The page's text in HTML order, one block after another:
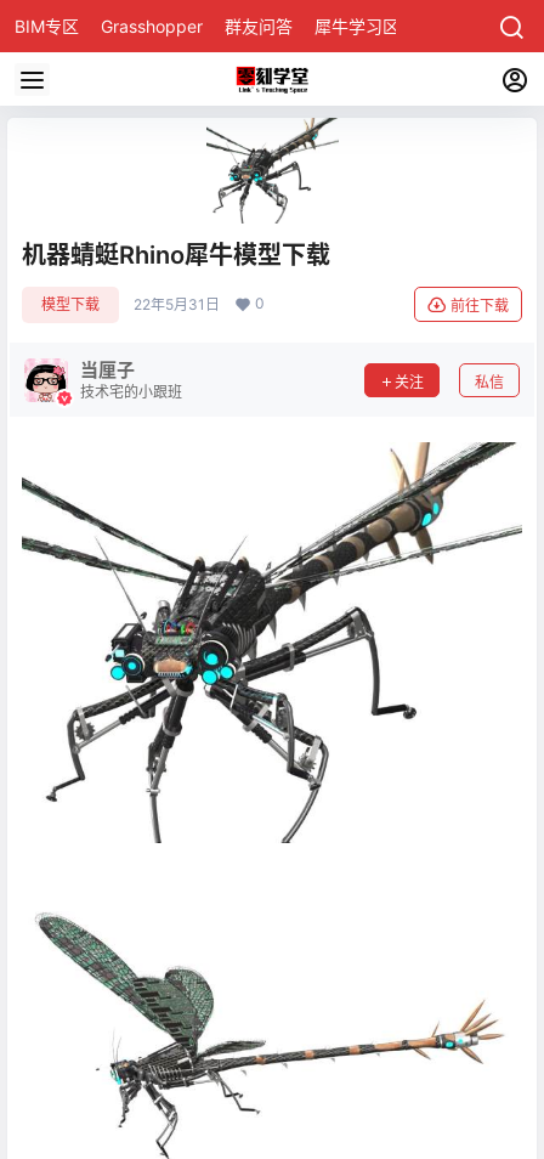
BIM专区 Grasshopper 群友问答 犀牛学习区
机器蜻蜓Rhino犀牛模型下载
模型下载 22年5月31日 0 前往下载
当厘子
技术宅的小跟班
关注 私信